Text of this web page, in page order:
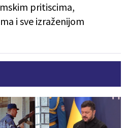
pritiscima,
i sve izraženijom